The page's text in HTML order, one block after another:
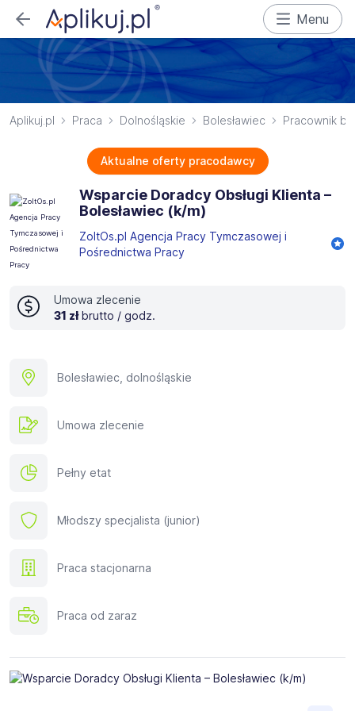
Menu
Aplikuj.pl Praca Dolnośląskie Bolesławiec Pracownik
Aktualne oferty pracodawcy
Wsparcie Doradcy Obsługi Klienta –
Bolesławiec (k/m)
ZoltOs.pl Agencja Pracy Tymczasowej i
Pośrednictwa Pracy
Umowa zlecenie
31 zł brutto / godz.
Bolesławiec, dolnośląskie
Umowa zlecenie
Pełny etat
Młodszy specjalista (junior)
Praca stacjonarna
Praca od zaraz